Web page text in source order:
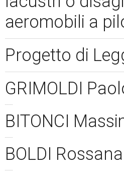
aeromobili a
Progetto di
GRIMOLDI
BITONCI
BOLDI